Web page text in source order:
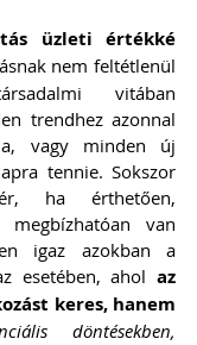
üzleti értékké
nem feltétlenül
vitában
trendhez azonnal
vagy minden új
tennie. Sokszor
ha érthetően,
megbízhatóan van
igaz azokban a
esetében, ahol az
keres, hanem
döntésekben,